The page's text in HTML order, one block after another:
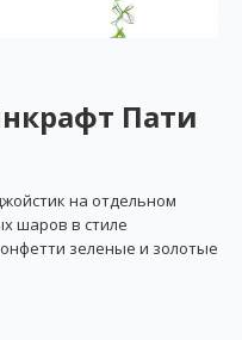
Пати
на отдельном
шаров в стиле
зеленые и золотые